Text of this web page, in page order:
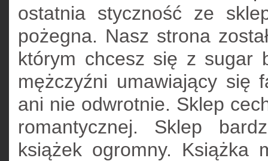
ostatnia styczność ze
pożegna. Nasz strona
którym chcesz się z sugar
mężczyźni umawiający się
ani nie odwrotnie. Sklep
romantycznej. Sklep
książek ogromny. Książka